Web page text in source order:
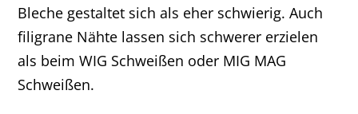
Bleche gestaltet sich als eher schwierig. Auch
filigrane Nähte lassen sich schwerer erzielen
als beim WIG Schweißen oder MIG MAG
Schweißen.